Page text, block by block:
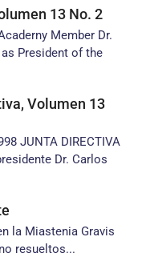
13 No. 2
Member Dr.
President of the
Volumen 13
JUNTA DIRECTIVA
Dr. Carlos
la Miastenia Gravis
resueltos...